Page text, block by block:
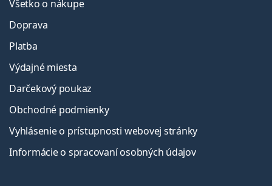
Všetko o nákupe
Doprava
Platba
Výdajné miesta
Darčekový poukaz
Obchodné podmienky
Vyhlásenie o prístupnosti webovej stránky
Informácie o spracovaní osobných údajov